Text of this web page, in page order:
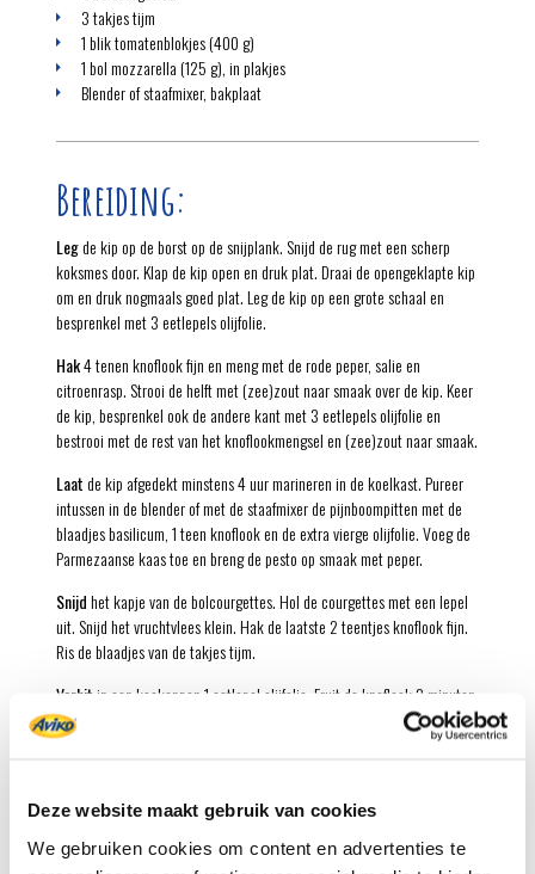
Deze website maakt gebruik van cookies
We gebruiken cookies om content en advertenties te
3 takjes tijm
1 blik tomatenblokjes (400 g)
1 bol mozzarella (125 g), in plakjes
Blender of staafmixer, bakplaat
Bereiding:
Legde kip op de borst op de snijplank. Snijd de rug met een scherp
koksmes door. Klap de kip open en druk plat. Draai de opengeklapte kip
om en druk nogmaals goed plat. Leg de kip op een grote schaal en
besprenkel met 3 eetlepels olijfolie.
Hak4 tenen knoflook fijn en meng met de rode peper, salie en
citroenrasp. Strooi de helft met (zee)zout naar smaak over de kip. Keer
de kip, besprenkel ook de andere kant met 3 eetlepels olijfolie en
bestrooi met de rest van het knoflookmengsel en (zee)zout naar smaak.
Laatde kip afgedekt minstens 4 uur marineren in de koelkast. Pureer
intussen in de blender of met de staafmixer de pijnboompitten met de
blaadjes basilicum, 1 teen knoflook en de extra vierge olijfolie. Voeg de
Parmezaanse kaas toe en breng de pesto op smaak met peper.
Snijdhet kapje van de bolcourgettes. Hol de courgettes met een lepel
uit. Snijd het vruchtvlees klein. Hak de laatste 2 teentjes knoflook fijn.
Ris de blaadjes van de takjes tijm.
Verhitin een koekenpan 1 eetlepel olijfolie. Fruit de knoflook 2 minuten.
Schep de tijm en het courgettevruchtvlees erdoor en bak nog 2
minuten.
Laat de tomatensaus 10 minuten sudderen tot het vocht bijna helemaal
is verdampt. Breng op smaak met zout en peper.